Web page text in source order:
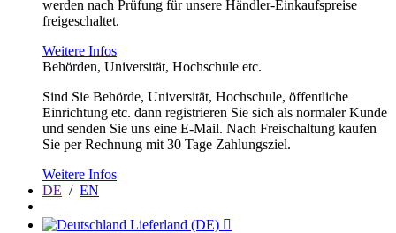
werden nach Prüfung für unsere Händler-Einkaufspreise
freigeschaltet.
Weitere Infos
Behörden, Universität, Hochschule etc.
Sind Sie Behörde, Universität, Hochschule, öffentliche
Einrichtung etc. dann registrieren Sie sich als normaler Kunde
und senden Sie uns eine E-Mail. Nach Freischaltung kaufen
Sie per Rechnung mit 30 Tage Zahlungsziel.
Weitere Infos
DE / EN
Lieferland (DE) 